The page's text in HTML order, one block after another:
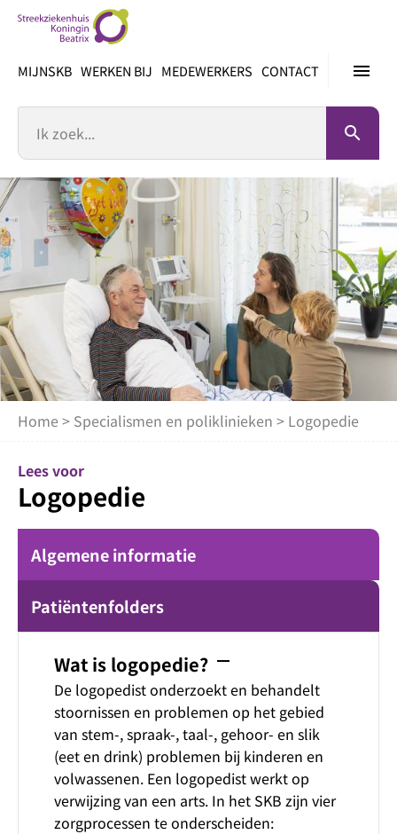
inhoud
menu
MIJNSKB WERKEN BIJ MEDEWERKERS CONTACT
search
Home > Specialismen en poliklinieken > Logopedie
Lees voor
Logopedie
Algemene informatie
Patiëntenfolders
Wat is logopedie? remove
De logopedist onderzoekt en behandelt
stoornissen en problemen op het gebied
van stem-, spraak-, taal-, gehoor- en slik
(eet en drink) problemen bij kinderen en
volwassenen. Een logopedist werkt op
verwijzing van een arts. In het SKB zijn vier
zorgprocessen te onderscheiden: